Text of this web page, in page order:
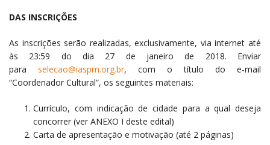
DAS INSCRIÇÕES
As inscrições serão realizadas, exclusivamente, via internet até
às 23:59 do dia 27 de janeiro de 2018. Enviar
para selecao@iaspm.org.br, com o título do e-mail
“Coordenador Cultural”, os seguintes materiais:
Currículo, com indicação de cidade para a qual deseja
concorrer (ver ANEXO I deste edital)
Carta de apresentação e motivação (até 2 páginas)